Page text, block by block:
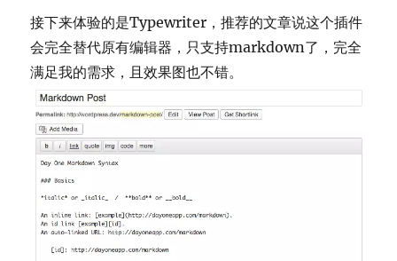
接下来体验的是Typewriter，推荐的文章说这个插件
会完全替代原有编辑器，只支持markdown了，完全
满足我的需求，且效果图也不错。